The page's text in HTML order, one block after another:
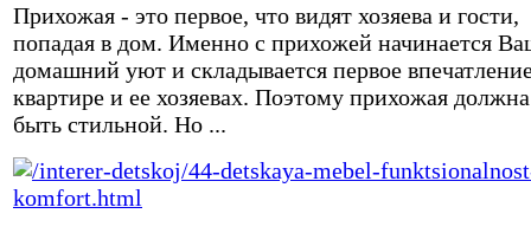
Прихожая - это первое, что видят хозяева и гости,
попадая в дом. Именно с прихожей начинается
домашний уют и складывается первое
квартире и ее хозяевах. Поэтому прихожая должна
быть стильной. Но ...